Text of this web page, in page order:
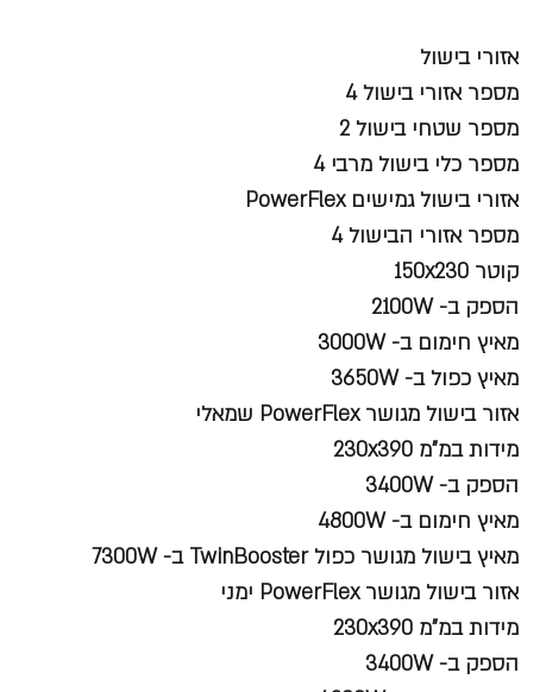
אזורי בישול
מספר אזורי בישול 4
מספר שטחי בישול 2
מספר כלי בישול מרבי 4
אזורי בישול גמישים PowerFlex
מספר אזורי הבישול 4
קוטר 150x230
הספק ב- 2100W
מאיץ חימום ב- 3000W
מאיץ כפול ב- 3650W
אזור בישול מגושר PowerFlex שמאלי
מידות במ"מ 230x390
הספק ב- 3400W
מאיץ חימום ב- 4800W
מאיץ בישול מגושר כפול TwinBooster ב- 7300W
אזור בישול מגושר PowerFlex ימני
מידות במ"מ 230x390
הספק ב- 3400W